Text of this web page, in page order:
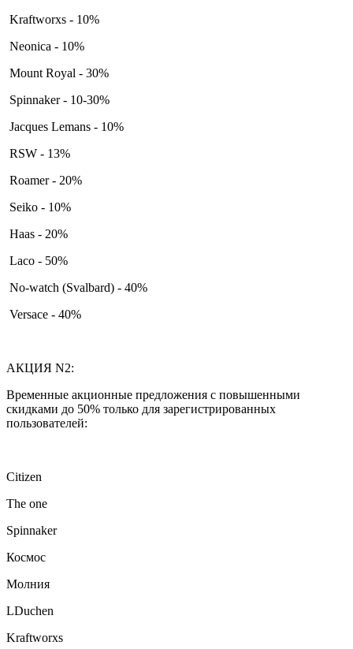
Kraftworxs - 10%
Neonica - 10%
Mount Royal - 30%
Spinnaker - 10-30%
Jacques Lemans - 10%
RSW - 13%
Roamer - 20%
Seiko - 10%
Haas - 20%
Laco - 50%
No-watch (Svalbard) - 40%
Versace - 40%
АКЦИЯ N2:
Временные акционные предложения с повышенными
скидками до 50% только для зарегистрированных
пользователей:
Citizen
The one
Spinnaker
Космос
Молния
LDuchen
Kraftworxs